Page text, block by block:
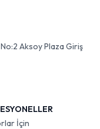
Aksoy Plaza Giriş
İçin